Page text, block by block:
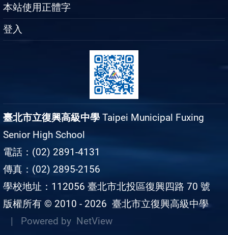
本站使用正體字
登入
臺北市立復興高級中學 Taipei Municipal Fuxing
Senior High School
電話：(02) 2891-4131
傳真：(02) 2895-2156
學校地址：112056 臺北市北投區復興四路 70 號
版權所有 © 2010 - 2026 臺北市立復興高級中學
| Powered by NetView